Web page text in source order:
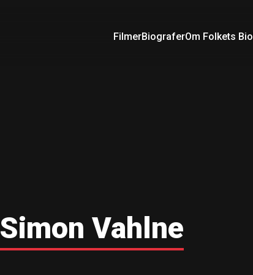
FilmerBiograferOm Folkets Bio
Simon Vahlne